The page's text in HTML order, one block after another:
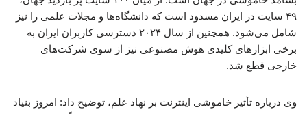
۴۹ سایت در ایران مسدود است که دانشگاه‌ها و مجلات علمی را نیز
شامل می‌شود. همچنین از سال ۲۰۲۴ دسترسی کاربران ایران به
برخی ابزارهای کلیدی هوش مصنوعی نیز از سوی شرکت‌های
خارجی قطع شد.
وی درباره تأثیر خاموشی اینترنت بر نهاد علم، توضیح داد: امروز بنیاد